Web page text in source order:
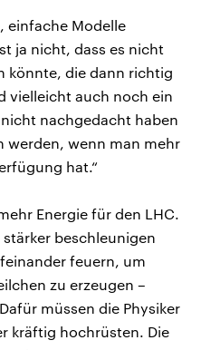
einfache Modelle
ja nicht, dass es nicht
könnte, die dann richtig
vielleicht auch noch ein
nachgedacht haben
werden, wenn man mehr
hat.“
Energie für den LHC.
beschleunigen
feuern, um
zu erzeugen –
müssen die Physiker
kräftig hochrüsten. Die